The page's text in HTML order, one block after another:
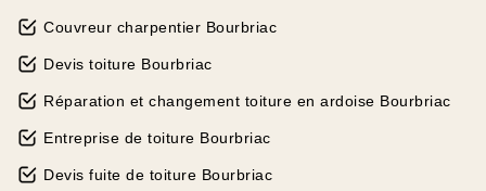
Couvreur charpentier Bourbriac
Devis toiture Bourbriac
Réparation et changement toiture en ardoise Bourbriac
Entreprise de toiture Bourbriac
Devis fuite de toiture Bourbriac